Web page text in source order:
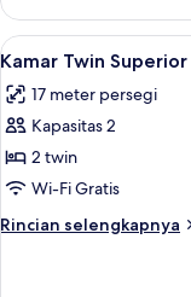
Suite
(with
Sofa
Lihat
semua
foto
untuk
Kamar
Twin
Superior
3
Kamar Twin Superior
17 meter persegi
Kapasitas 2
2 twin
Wi-Fi Gratis
Rincian selengkapnya
Rincian